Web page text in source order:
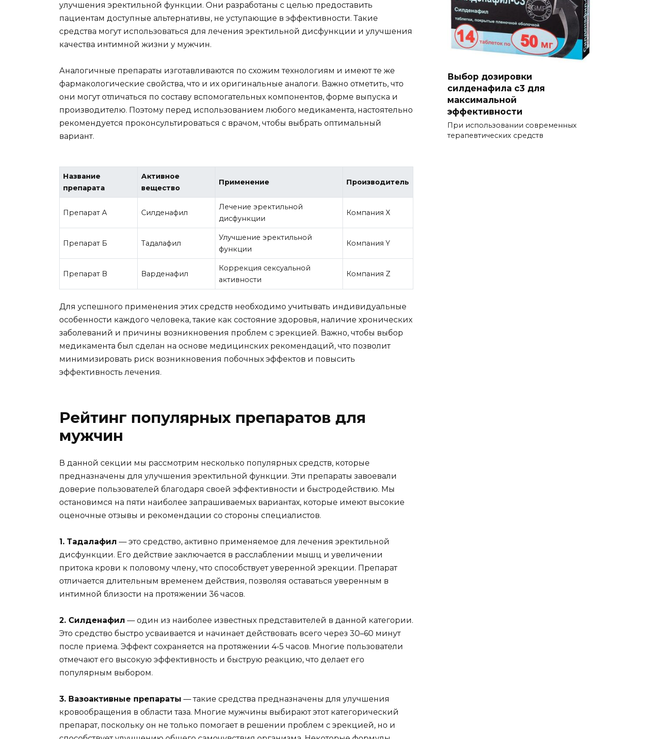
улучшения эректильной функции. Они разработаны с целью предоставить
пациентам доступные альтернативы, не уступающие в эффективности. Такие
средства могут использоваться для лечения эректильной дисфункции и улучшения
качества интимной жизни у мужчин.
Аналогичные препараты изготавливаются по схожим технологиям и имеют те же
фармакологические свойства, что и их оригинальные аналоги. Важно отметить, что
они могут отличаться по составу вспомогательных компонентов, форме выпуска и
производителю. Поэтому перед использованием любого медикамента, настоятельно
рекомендуется проконсультироваться с врачом, чтобы выбрать оптимальный
вариант.
Название
препарата
Активное
вещество
Применение Производитель
Препарат А Силденафил
Лечение эректильной
дисфункции
Компания X
Препарат Б Тадалафил
Улучшение эректильной
функции
Компания Y
Препарат В Варденафил
Коррекция сексуальной
активности
Компания Z
Для успешного применения этих средств необходимо учитывать индивидуальные
особенности каждого человека, такие как состояние здоровья, наличие хронических
заболеваний и причины возникновения проблем с эрекцией. Важно, чтобы выбор
медикамента был сделан на основе медицинских рекомендаций, что позволит
минимизировать риск возникновения побочных эффектов и повысить
эффективность лечения.
Рейтинг популярных препаратов для
мужчин
В данной секции мы рассмотрим несколько популярных средств, которые
предназначены для улучшения эректильной функции. Эти препараты завоевали
доверие пользователей благодаря своей эффективности и быстродействию. Мы
остановимся на пяти наиболее запрашиваемых вариантах, которые имеют высокие
оценочные отзывы и рекомендации со стороны специалистов.
1. Тадалафил — это средство, активно применяемое для лечения эректильной
дисфункции. Его действие заключается в расслаблении мышц и увеличении
притока крови к половому члену, что способствует уверенной эрекции. Препарат
отличается длительным временем действия, позволяя оставаться уверенным в
интимной близости на протяжении 36 часов.
2. Силденафил — один из наиболее известных представителей в данной категории.
Это средство быстро усваивается и начинает действовать всего через 30–60 минут
после приема. Эффект сохраняется на протяжении 4-5 часов. Многие пользователи
отмечают его высокую эффективность и быструю реакцию, что делает его
популярным выбором.
3. Вазоактивные препараты — такие средства предназначены для улучшения
кровообращения в области таза. Многие мужчины выбирают этот категорический
препарат, поскольку он не только помогает в решении проблем с эрекцией, но и
Выбор дозировки
силденафила с3 для
максимальной
эффективности
При использовании современных
терапевтических средств